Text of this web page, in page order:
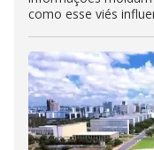
como esse viés